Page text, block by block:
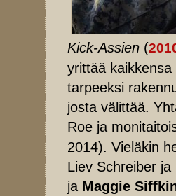
Kick-Assien (
yrittää
tarpeeksi
josta välittää.
Roe ja
2014). Vieläkin
Liev Schreiber
ja Maggie